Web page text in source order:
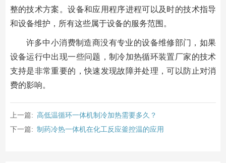
整的技术方案。设备和应用程序进程可以及时的技术指导
和设备维护，所有这些属于设备的服务范围。
许多中小消费制造商没有专业的设备维修部门，如果
设备运行中出现一些问题，制冷加热循环装置厂家的技术
支持是非常重要的，快速发现故障并处理，可以防止对消
费的影响。
上一篇: 高低温循环一体机制冷加热需要多久？
下一篇: 制药冷热一体机在化工反应釜控温的应用